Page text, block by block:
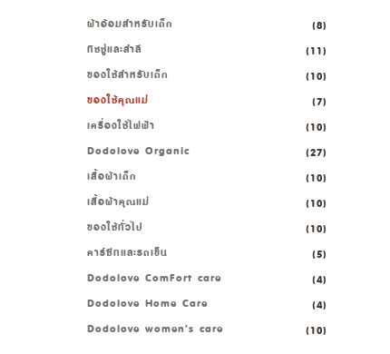
ผ้าอ้อมสำหรับเด็ก
(8)
ทิชชู่และสำลี
(11)
ของใช้สำหรับเด็ก
(10)
ของใช้คุณแม่
(7)
เครื่องใช้ไฟฟ้า
(10)
Dodolove Organic
(27)
เสื้อผ้าเด็ก
(10)
เสื้อผ้าคุณแม่
(10)
ของใช้ทั่วไป
(10)
คาร์ซีทและรถเข็น
(5)
Dodolove ComFort care
(4)
Dodolove Home Care
(4)
Dodolove women’s care
(10)